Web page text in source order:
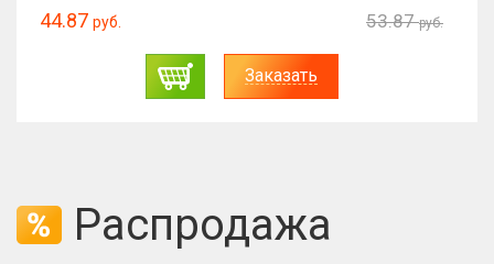
44.87 руб. 53.87 руб.
Заказать
Распродажа